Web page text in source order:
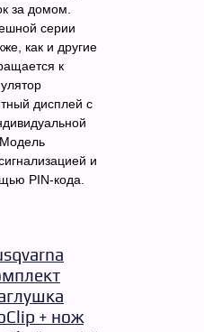
за домом.
серии
как и другие
к
дисплей с
и
PIN-кода.
+ нож